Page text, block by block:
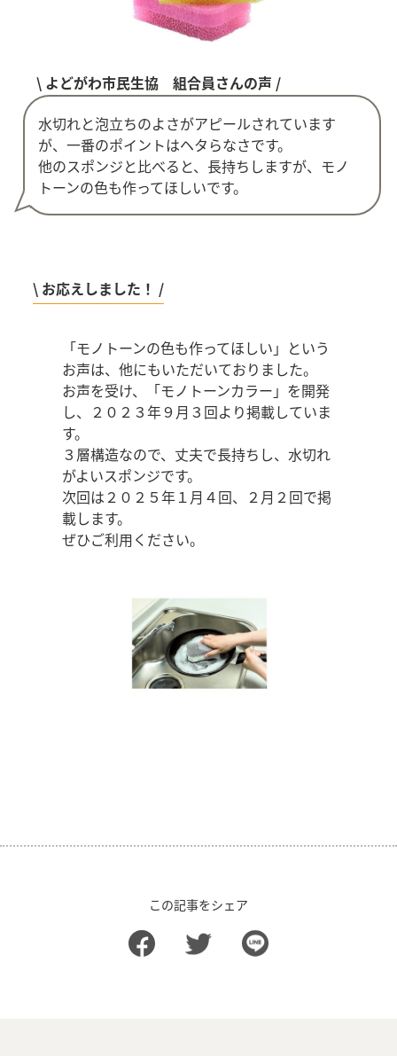
\ よどがわ市民生協 組合員さんの声 /
水切れと泡立ちのよさがアピールされています
が、一番のポイントはヘタらなさです。
他のスポンジと比べると、長持ちしますが、モノ
トーンの色も作ってほしいです。
\ お応えしました！ /
「モノトーンの色も作ってほしい」という
お声は、他にもいただいておりました。
お声を受け、「モノトーンカラー」を開発
し、２０２３年９月３回より掲載していま
す。
３層構造なので、丈夫で長持ちし、水切れ
がよいスポンジです。
次回は２０２５年１月４回、２月２回で掲
載します。
ぜひご利用ください。
この記事をシェア